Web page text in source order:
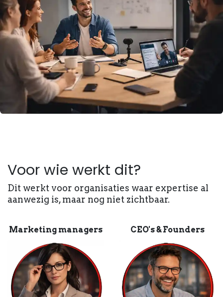
Voor wie werkt dit?
Dit werkt voor organisaties waar expertise al
aanwezig is, maar nog niet zichtbaar.
Marketing managers CEO's & Founders